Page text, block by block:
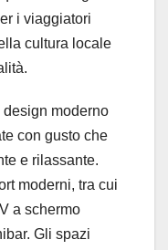
i viaggiatori
cultura locale
design moderno
con gusto che
e rilassante.
moderni, tra cui
a schermo
Gli spazi